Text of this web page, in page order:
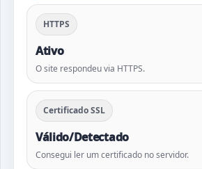
HTTPS
Ativo
O site respondeu via HTTPS.
Certificado SSL
Válido/Detectado
Consegui ler um certificado no servidor.